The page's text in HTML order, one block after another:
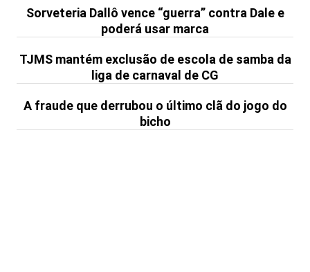
Sorveteria Dallô vence “guerra” contra Dale e
poderá usar marca
TJMS mantém exclusão de escola de samba da
liga de carnaval de CG
A fraude que derrubou o último clã do jogo do
bicho